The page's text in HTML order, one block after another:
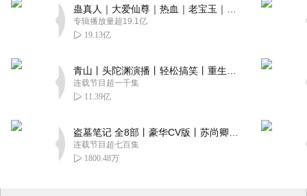
专辑播放量超19.1亿
19.13亿
连载节目超一千集
11.39亿
连载节目超七百集
1800.48万